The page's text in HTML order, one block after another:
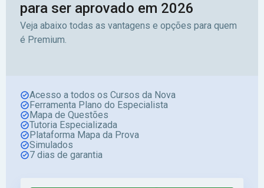
para ser aprovado em 2026
Veja abaixo todas as vantagens e opções para quem
é Premium.
Acesso a todos os Cursos da Nova
Ferramenta Plano do Especialista
Mapa de Questões
Tutoria Especializada
Plataforma Mapa da Prova
Simulados
7 dias de garantia